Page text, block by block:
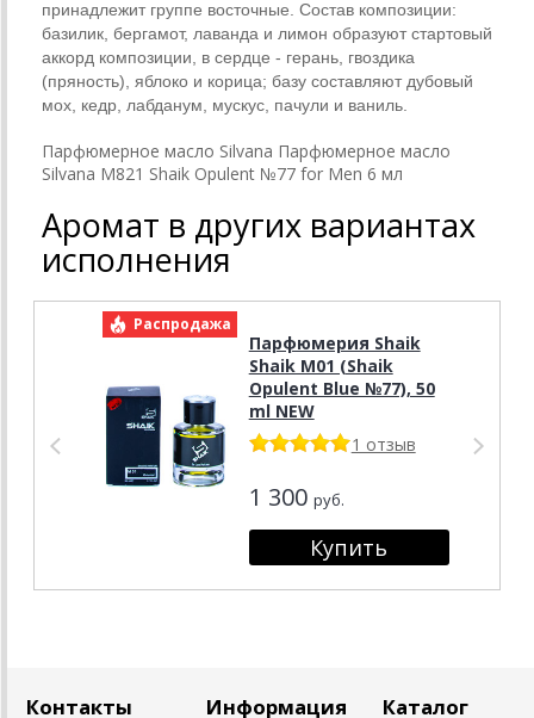
принадлежит группе восточные. Состав композиции:
базилик, бергамот, лаванда и лимон образуют стартовый
аккорд композиции, в сердце - герань, гвоздика
(пряность), яблоко и корица; базу составляют дубовый
мох, кедр, лабданум, мускус, пачули и ваниль.
Парфюмерное масло Silvana Парфюмерное масло
Silvana M821 Shaik Opulent №77 for Men 6 мл
Аромат в других вариантах
исполнения
Распродажа
Парфюмерия Shaik
Shaik M01 (Shaik
Opulent Blue №77), 50
ml NEW
1 отзыв
1 300 руб.
Контакты Информация Каталог